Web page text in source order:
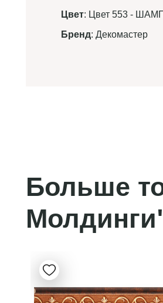
Цвет: Цвет 553 -
Бренд: Декомастер
Больше